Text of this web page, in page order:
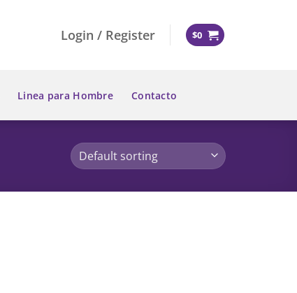
Login / Register $0
Linea para Hombre Contacto